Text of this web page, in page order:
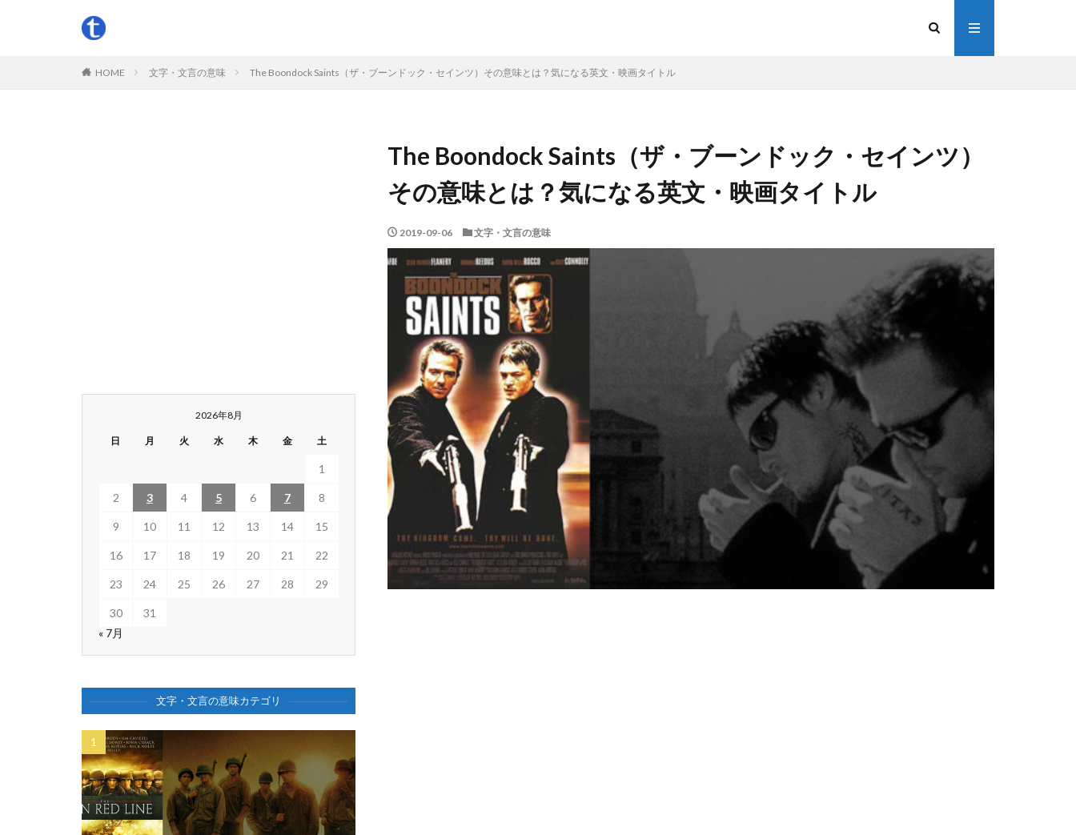
HOME 文字・文言の意味 The Boondock Saints（ザ・ブーンドック・セインツ）その意味とは？気になる英文・映画タイトル
The Boondock Saints（ザ・ブーンドック・セインツ）
その意味とは？気になる英文・映画タイトル
2019-09-06 文字・文言の意味
2026年8月
日 月 火 水 木 金 土
1
2 3 4 5 6 7 8
9 10 11 12 13 14 15
16 17 18 19 20 21 22
23 24 25 26 27 28 29
30
31
« 7月
文字・文言の意味カテゴリ